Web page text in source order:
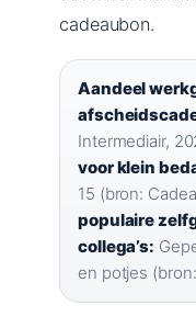
cadeaubon.
Aandeel
Intermediair,
voor klein
15 (bron:
populaire
collega’s:
en potjes